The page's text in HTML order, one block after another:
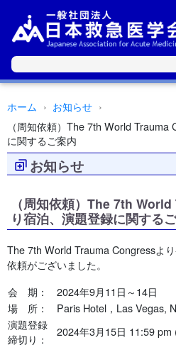
ホーム
お知らせ
（周知依頼）The 7th World
に関するご案内
お知らせ
（周知依頼）The 7th
り宿泊、演題登録に関する
The 7th World Trauma Congressよ
依頼がございました。
会 期：
2024年9月11日～14日
場 所：
Paris Hotel，Las Vegas,
演題登録
締切り：
2024年3月15日 11:59 pm